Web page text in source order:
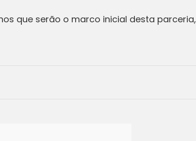
que serão o marco inicial desta parceria,